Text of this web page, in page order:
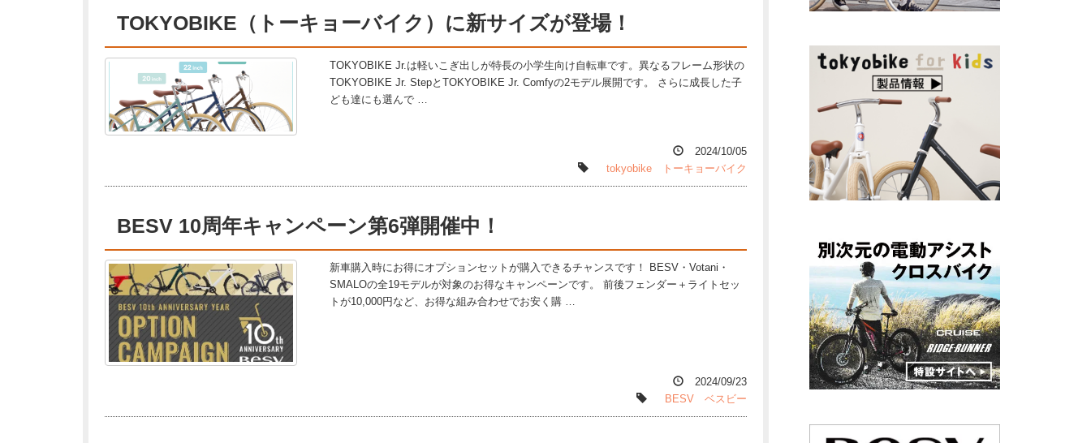
TOKYOBIKE（トーキョーバイク）に新サイズが登場！
TOKYOBIKE Jr.は軽いこぎ出しが特長の小学生向け自転車です。異なるフレーム形状の
TOKYOBIKE Jr. StepとTOKYOBIKE Jr. Comfyの2モデル展開です。 さらに成長した子
ども達にも選んで …
2024/10/05
tokyobike
トーキョーバイク
BESV 10周年キャンペーン第6弾開催中！
新車購入時にお得にオプションセットが購入できるチャンスです！ BESV・Votani・
SMALOの全19モデルが対象のお得なキャンペーンです。 前後フェンダー＋ライトセッ
トが10,000円など、お得な組み合わせでお安く購 …
2024/09/23
BESV
ベスビー